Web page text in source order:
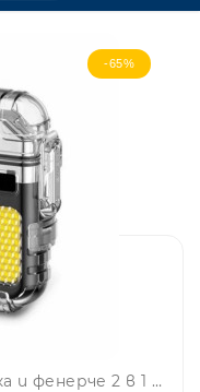
-65%
🔥 Ключодържател със запалка и фенерче 2 в 1 – Flippy + 2030, работи до 12 часа с едно зареждане на батерията!